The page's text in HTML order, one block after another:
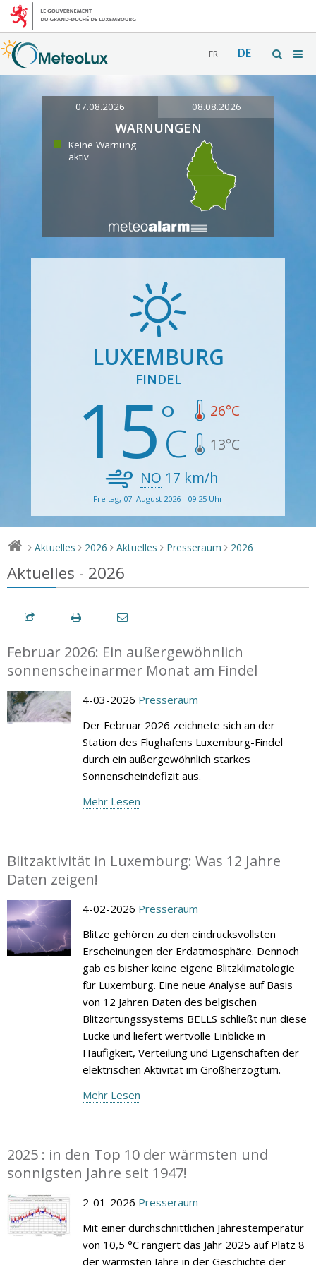
FR DE
07.08.2026 08.08.2026
WARNUNGEN
Keine Warnung
aktiv
LUXEMBURG
FINDEL
15 26°C
13°C
NO 17 km/h
Freitag, 07. August 2026 - 09:25 Uhr
> Aktuelles > 2026 > Aktuelles > Presseraum > 2026
Aktuelles - 2026
Februar 2026: Ein außergewöhnlich
sonnenscheinarmer Monat am Findel
4-03-2026 Presseraum
Der Februar 2026 zeichnete sich an der
Station des Flughafens Luxemburg-Findel
durch ein außergewöhnlich starkes
Sonnenscheindefizit aus.
Mehr Lesen
Blitzaktivität in Luxemburg: Was 12 Jahre
Daten zeigen!
4-02-2026 Presseraum
Blitze gehören zu den eindrucksvollsten
Erscheinungen der Erdatmosphäre. Dennoch
gab es bisher keine eigene Blitzklimatologie
für Luxemburg. Eine neue Analyse auf Basis
von 12 Jahren Daten des belgischen
Blitzortungssystems BELLS schließt nun diese
Lücke und liefert wertvolle Einblicke in
Häufigkeit, Verteilung und Eigenschaften der
elektrischen Aktivität im Großherzogtum.
Mehr Lesen
2025 : in den Top 10 der wärmsten und
sonnigsten Jahre seit 1947!
2-01-2026 Presseraum
Mit einer durchschnittlichen Jahrestemperatur
von 10,5 °C rangiert das Jahr 2025 auf Platz 8
der wärmsten Jahre in der Geschichte der